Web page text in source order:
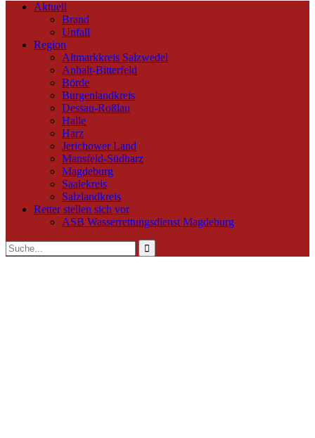
Aktuell
Brand
Unfall
Region
Altmarkkreis Salzwedel
Anhalt-Bitterfeld
Börde
Burgenlandkreis
Dessau-Roßlau
Halle
Harz
Jerichower Land
Mansfeld-Südharz
Magdeburg
Saalekreis
Salzlandkreis
Retter stellen sich vor
ASB Wasserrettungsdienst Magdeburg